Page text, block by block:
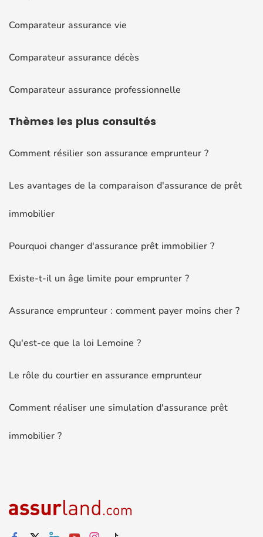
Comparateur assurance vie
Comparateur assurance décès
Comparateur assurance professionnelle
Thèmes les plus consultés
Comment résilier son assurance emprunteur ?
Les avantages de la comparaison d'assurance de prêt
immobilier
Pourquoi changer d'assurance prêt immobilier ?
Existe-t-il un âge limite pour emprunter ?
Assurance emprunteur : comment payer moins cher ?
Qu'est-ce que la loi Lemoine ?
Le rôle du courtier en assurance emprunteur
Comment réaliser une simulation d'assurance prêt
immobilier ?